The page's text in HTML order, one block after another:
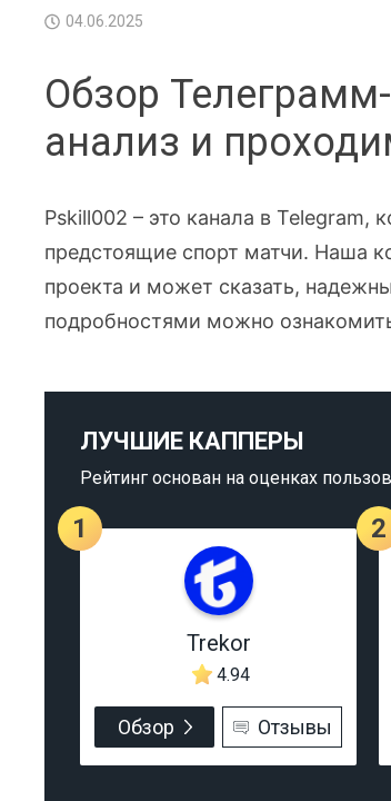
04.06.2025
Обзор
анализ и
Pskill002 – это канала в Telegram,
предстоящие спорт матчи. Наша
проекта и может сказать,
подробностями можно
ЛУЧШИЕ КАППЕРЫ
Рейтинг основан на оценках
1
Trekor
4.94
Обзор Отзывы
2